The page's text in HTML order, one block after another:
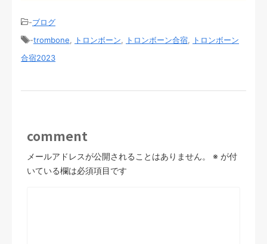
-ブログ
-trombone トロンボーン トロンボーン合宿
トロンボーン
合宿2023
comment
メールアドレスが公開されることはありません。 ※ が付
いている欄は必須項目です